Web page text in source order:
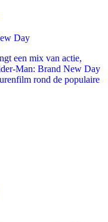
Day
een mix van actie,
Man: Brand New Day
rond de populaire